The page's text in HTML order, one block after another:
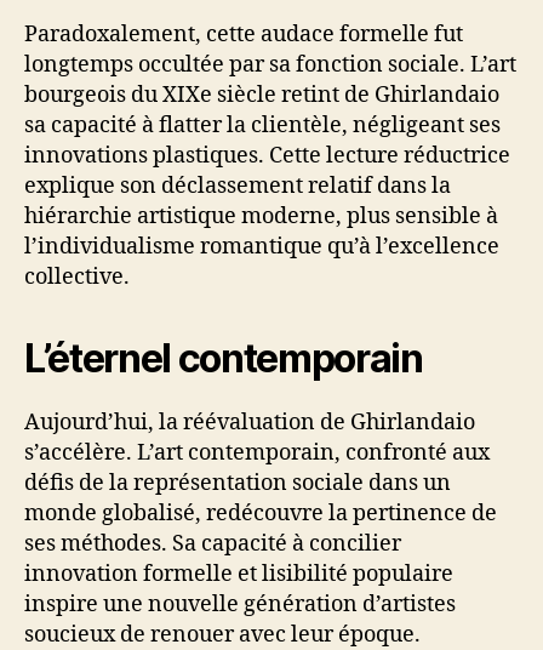
Paradoxalement, cette audace formelle fut
longtemps occultée par sa fonction sociale. L’art
bourgeois du XIXe siècle retint de Ghirlandaio
sa capacité à flatter la clientèle, négligeant ses
innovations plastiques. Cette lecture réductrice
explique son déclassement relatif dans la
hiérarchie artistique moderne, plus sensible à
l’individualisme romantique qu’à l’excellence
collective.
L’éternel contemporain
Aujourd’hui, la réévaluation de Ghirlandaio
s’accélère. L’art contemporain, confronté aux
défis de la représentation sociale dans un
monde globalisé, redécouvre la pertinence de
ses méthodes. Sa capacité à concilier
innovation formelle et lisibilité populaire
inspire une nouvelle génération d’artistes
soucieux de renouer avec leur époque.